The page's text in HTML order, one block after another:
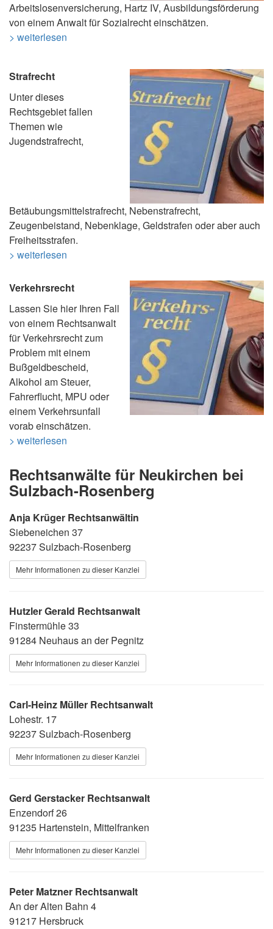
Arbeitslosenversicherung, Hartz IV, Ausbildungsförderung
von einem Anwalt für Sozialrecht einschätzen.
> weiterlesen
Strafrecht
Unter dieses
Rechtsgebiet fallen
Themen wie
Jugendstrafrecht,
Betäubungsmittelstrafrecht, Nebenstrafrecht,
Zeugenbeistand, Nebenklage, Geldstrafen oder aber auch
Freiheitsstrafen.
> weiterlesen
Verkehrsrecht
Lassen Sie hier Ihren Fall
von einem Rechtsanwalt
für Verkehrsrecht zum
Problem mit einem
Bußgeldbescheid,
Alkohol am Steuer,
Fahrerflucht, MPU oder
einem Verkehrsunfall
vorab einschätzen.
> weiterlesen
Rechtsanwälte für Neukirchen bei
Sulzbach-Rosenberg
Anja Krüger Rechtsanwältin
Siebeneichen 37
92237 Sulzbach-Rosenberg
Mehr Informationen zu dieser Kanzlei
Hutzler Gerald Rechtsanwalt
Finstermühle 33
91284 Neuhaus an der Pegnitz
Mehr Informationen zu dieser Kanzlei
Carl-Heinz Müller Rechtsanwalt
Lohestr. 17
92237 Sulzbach-Rosenberg
Mehr Informationen zu dieser Kanzlei
Gerd Gerstacker Rechtsanwalt
Enzendorf 26
91235 Hartenstein, Mittelfranken
Mehr Informationen zu dieser Kanzlei
Peter Matzner Rechtsanwalt
An der Alten Bahn 4
91217 Hersbruck